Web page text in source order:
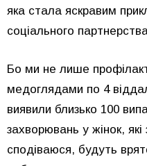
яка стала яскравим
соціального
Бо ми не лише
медоглядами по 4
виявили близько 100
захворювань у жінок, які
сподіваюся, будуть